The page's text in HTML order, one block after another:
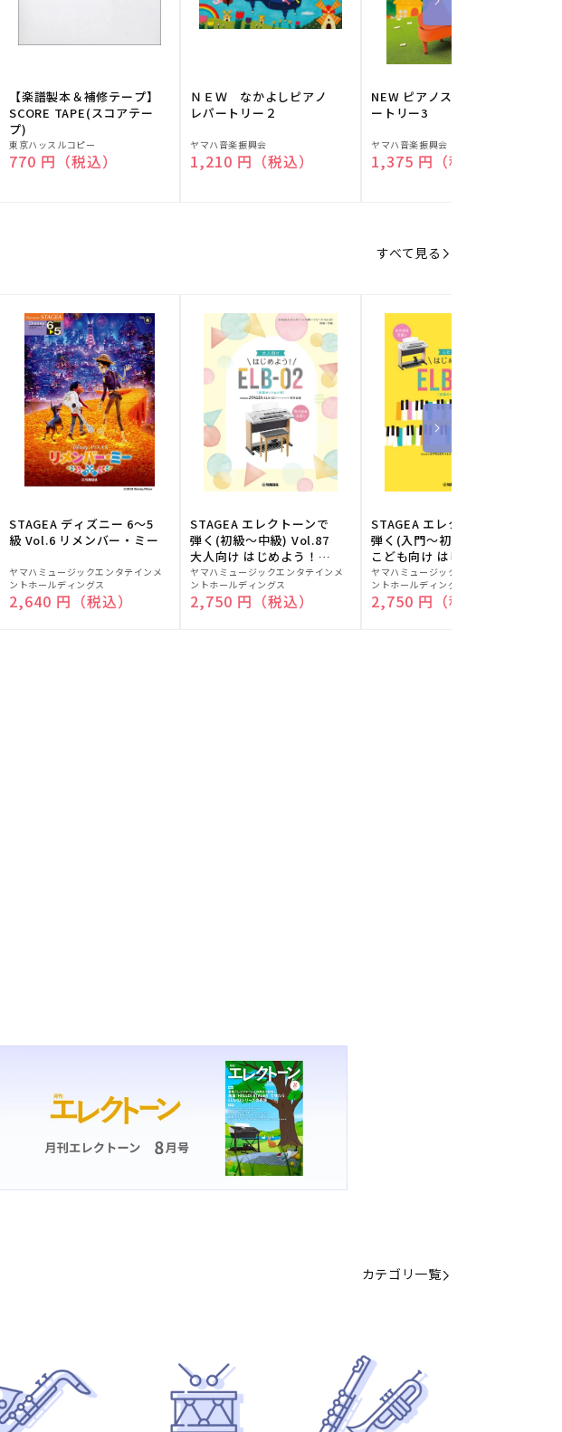
【楽譜製本＆補修テープ】
SCORE TAPE(スコアテー
プ)
販
売
東京ハッスルコピー
通常価格
770 円（税込）
ＮＥＷ なかよしピアノ
レパートリー２
販
売
ヤマハ音楽振興会
通常価格
1,210 円（税込）
NEW ピアノスタディ レパ
ートリー3
販
売
ヤマハ音楽振興会
通常価格
1,375 円（税込）
すべて見る
STAGEA ディズニー 6～5
級 Vol.6 リメンバー・ミー
販
売
元:
ヤマハミュージックエンタテインメ
ントホールディングス
通常価格
2,640 円（税込）
STAGEA エレクトーンで
弾く(初級～中級) Vol.87
大人向け はじめよう！
ELB-02(楽器のトリセツ
付)
販
売
元:
ヤマハミュージックエンタテインメ
ントホールディングス
通常価格
2,750 円（税込）
STAGEA エレクトーンで
弾く(入門～初級) Vol.86
こども向け はじめよう！
ELB-02(楽器のトリセツ
付)
販
売
元:
ヤマハミュージックエンタテインメ
ントホールディングス
通常価格
2,750 円（税込）
カテゴリ一覧